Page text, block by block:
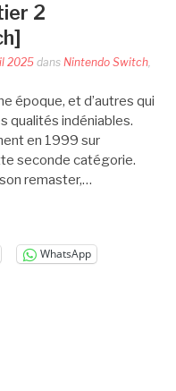
2
2025 dans Nintendo Switch,
époque, et d’autres qui
qualités indéniables.
en 1999 sur
seconde catégorie.
remaster,…
WhatsApp